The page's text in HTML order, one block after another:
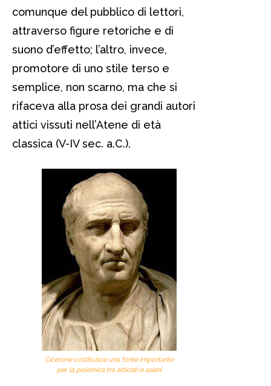
comunque del pubblico di lettori,
attraverso figure retoriche e di
suono d’effetto; l’altro, invece,
promotore di uno stile terso e
semplice, non scarno, ma che si
rifaceva alla prosa dei grandi autori
attici vissuti nell’Atene di età
classica (V-IV sec. a.C.).
Cicerone costituisce una fonte importante
per la polemica tra atticisti e asiani